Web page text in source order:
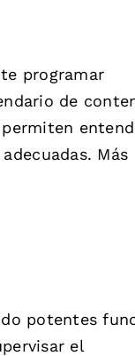
programar
de
Más
potentes
el